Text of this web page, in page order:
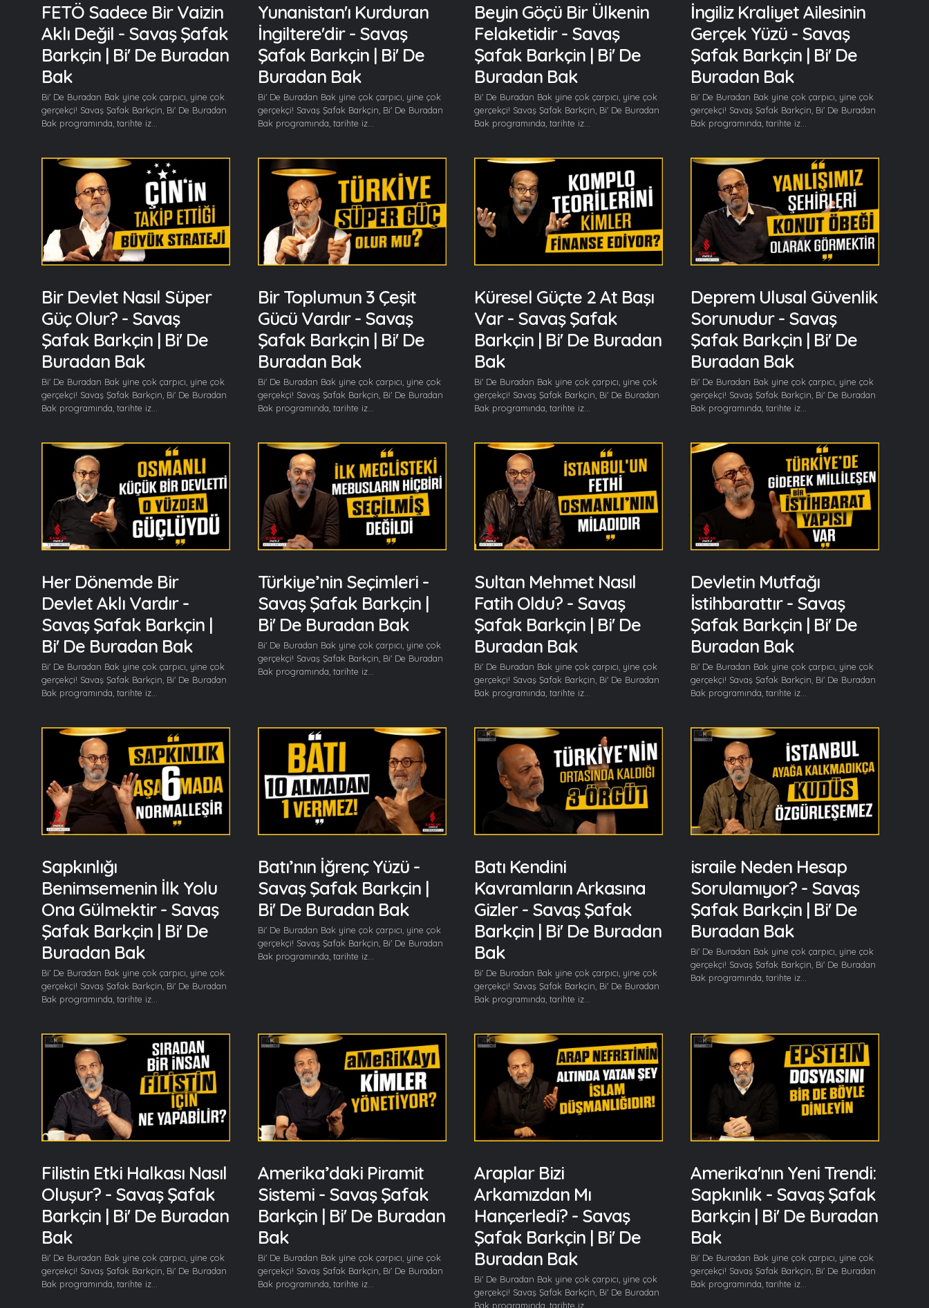
FETÖ Sadece Bir Vaizin
Aklı Değil - Savaş Şafak
Barkçin | Bi' De Buradan
Bak
Bi' De Buradan Bak yine çok çarpıcı, yine çok
gerçekçi! Savaş Şafak Barkçin, Bi' De Buradan
Bak programında, tarihte iz...
Yunanistan'ı Kurduran
İngiltere'dir - Savaş
Şafak Barkçin | Bi' De
Buradan Bak
Bi' De Buradan Bak yine çok çarpıcı, yine çok
gerçekçi! Savaş Şafak Barkçin, Bi' De Buradan
Bak programında, tarihte iz...
Beyin Göçü Bir Ülkenin
Felaketidir - Savaş
Şafak Barkçin | Bi' De
Buradan Bak
Bi' De Buradan Bak yine çok çarpıcı, yine çok
gerçekçi! Savaş Şafak Barkçin, Bi' De Buradan
Bak programında, tarihte iz...
İngiliz Kraliyet Ailesinin
Gerçek Yüzü - Savaş
Şafak Barkçin | Bi' De
Buradan Bak
Bi' De Buradan Bak yine çok çarpıcı, yine çok
gerçekçi! Savaş Şafak Barkçin, Bi' De Buradan
Bak programında, tarihte iz...
Bir Devlet Nasıl Süper
Güç Olur? - Savaş
Şafak Barkçin | Bi' De
Buradan Bak
Bi' De Buradan Bak yine çok çarpıcı, yine çok
gerçekçi! Savaş Şafak Barkçin, Bi' De Buradan
Bak programında, tarihte iz...
Bir Toplumun 3 Çeşit
Gücü Vardır - Savaş
Şafak Barkçin | Bi' De
Buradan Bak
Bi' De Buradan Bak yine çok çarpıcı, yine çok
gerçekçi! Savaş Şafak Barkçin, Bi' De Buradan
Bak programında, tarihte iz...
Küresel Güçte 2 At Başı
Var - Savaş Şafak
Barkçin | Bi' De Buradan
Bak
Bi' De Buradan Bak yine çok çarpıcı, yine çok
gerçekçi! Savaş Şafak Barkçin, Bi' De Buradan
Bak programında, tarihte iz...
Deprem Ulusal Güvenlik
Sorunudur - Savaş
Şafak Barkçin | Bi' De
Buradan Bak
Bi' De Buradan Bak yine çok çarpıcı, yine çok
gerçekçi! Savaş Şafak Barkçin, Bi' De Buradan
Bak programında, tarihte iz...
Her Dönemde Bir
Devlet Aklı Vardır -
Savaş Şafak Barkçin |
Bi' De Buradan Bak
Bi' De Buradan Bak yine çok çarpıcı, yine çok
gerçekçi! Savaş Şafak Barkçin, Bi' De Buradan
Bak programında, tarihte iz...
Türkiye’nin Seçimleri -
Savaş Şafak Barkçin |
Bi' De Buradan Bak
Bi' De Buradan Bak yine çok çarpıcı, yine çok
gerçekçi! Savaş Şafak Barkçin, Bi' De Buradan
Bak programında, tarihte iz...
Sultan Mehmet Nasıl
Fatih Oldu? - Savaş
Şafak Barkçin | Bi' De
Buradan Bak
Bi' De Buradan Bak yine çok çarpıcı, yine çok
gerçekçi! Savaş Şafak Barkçin, Bi' De Buradan
Bak programında, tarihte iz...
Devletin Mutfağı
İstihbarattır - Savaş
Şafak Barkçin | Bi' De
Buradan Bak
Bi' De Buradan Bak yine çok çarpıcı, yine çok
gerçekçi! Savaş Şafak Barkçin, Bi' De Buradan
Bak programında, tarihte iz...
Sapkınlığı
Benimsemenin İlk Yolu
Ona Gülmektir - Savaş
Şafak Barkçin | Bi' De
Buradan Bak
Bi' De Buradan Bak yine çok çarpıcı, yine çok
gerçekçi! Savaş Şafak Barkçin, Bi' De Buradan
Bak programında, tarihte iz...
Batı’nın İğrenç Yüzü -
Savaş Şafak Barkçin |
Bi' De Buradan Bak
Bi' De Buradan Bak yine çok çarpıcı, yine çok
gerçekçi! Savaş Şafak Barkçin, Bi' De Buradan
Bak programında, tarihte iz...
Batı Kendini
Kavramların Arkasına
Gizler - Savaş Şafak
Barkçin | Bi' De Buradan
Bak
Bi' De Buradan Bak yine çok çarpıcı, yine çok
gerçekçi! Savaş Şafak Barkçin, Bi' De Buradan
Bak programında, tarihte iz...
israile Neden Hesap
Sorulamıyor? - Savaş
Şafak Barkçin | Bi' De
Buradan Bak
Bi' De Buradan Bak yine çok çarpıcı, yine çok
gerçekçi! Savaş Şafak Barkçin, Bi' De Buradan
Bak programında, tarihte iz...
Filistin Etki Halkası Nasıl
Oluşur? - Savaş Şafak
Barkçin | Bi' De Buradan
Bak
Bi' De Buradan Bak yine çok çarpıcı, yine çok
gerçekçi! Savaş Şafak Barkçin, Bi' De Buradan
Bak programında, tarihte iz...
Amerika’daki Piramit
Sistemi - Savaş Şafak
Barkçin | Bi' De Buradan
Bak
Bi' De Buradan Bak yine çok çarpıcı, yine çok
gerçekçi! Savaş Şafak Barkçin, Bi' De Buradan
Bak programında, tarihte iz...
Araplar Bizi
Arkamızdan Mı
Hançerledi? - Savaş
Şafak Barkçin | Bi' De
Buradan Bak
Bi' De Buradan Bak yine çok çarpıcı, yine çok
gerçekçi! Savaş Şafak Barkçin, Bi' De Buradan
Bak programında, tarihte iz...
Amerika'nın Yeni Trendi:
Sapkınlık - Savaş Şafak
Barkçin | Bi' De Buradan
Bak
Bi' De Buradan Bak yine çok çarpıcı, yine çok
gerçekçi! Savaş Şafak Barkçin, Bi' De Buradan
Bak programında, tarihte iz...